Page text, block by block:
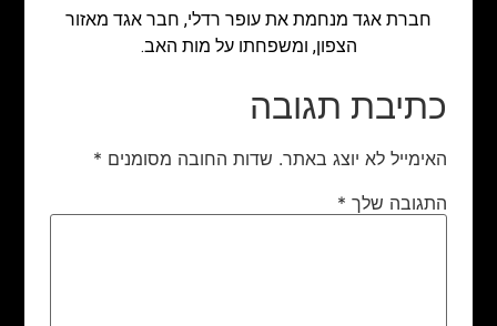
חברת אגד מנחמת את עופר רדלי, חבר אגד מאזור
הצפון, ומשפחתו על מות האב.
כתיבת תגובה
האימייל לא יוצג באתר. שדות החובה מסומנים *
התגובה שלך *